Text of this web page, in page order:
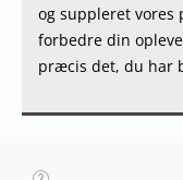
og suppleret vores
forbedre din
præcis det, du har